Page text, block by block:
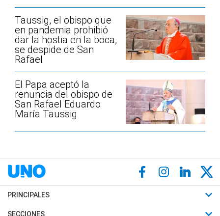
Taussig, el obispo que
en pandemia prohibió
dar la hostia en la boca,
se despide de San
Rafael
El Papa aceptó la
renuncia del obispo de
San Rafael Eduardo
María Taussig
PRINCIPALES
Últimas Noticias
SECCIONES